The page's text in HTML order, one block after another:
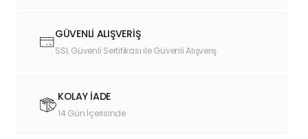
GÜVENLİ ALIŞVERİŞ
SSL Güvenli Sertifikası ile Güvenli Alışveriş
KOLAY İADE
14 Gün İçerisinde